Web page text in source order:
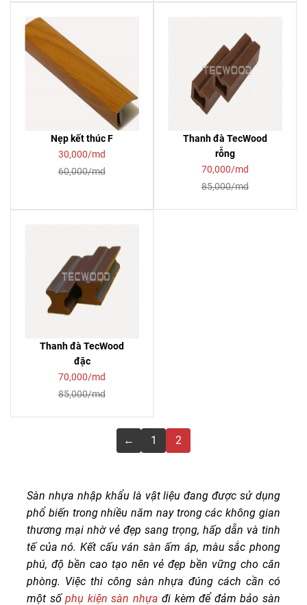
Nẹp kết thúc F
30,000/md
60,000/md
Thanh đà TecWood
rỗng
70,000/md
85,000/md
Thanh đà TecWood
đặc
70,000/md
85,000/md
← 1 2
Sàn nhựa nhập khẩu là vật liệu đang được sử dụng
phổ biến trong nhiều năm nay trong các không gian
thương mại nhờ vẻ đẹp sang trọng, hấp dẫn và tinh
tế của nó. Kết cấu ván sàn ấm áp, màu sắc phong
phú, độ bền cao tạo nên vẻ đẹp bền vững cho căn
phòng. Việc thi công sàn nhựa đúng cách cần có
một sốphụ kiện sàn nhựa đi kèm để đảm bảo sàn